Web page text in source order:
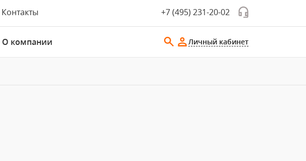
Контакты +7 (495) 231-20-02
О компании Личный кабинет